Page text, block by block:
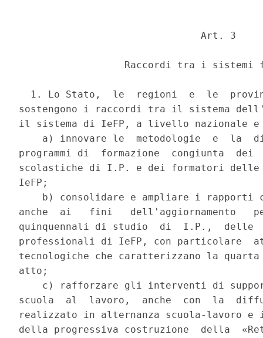
                               Art. 3
Raccordi tra i sistemi
1. Lo Stato,  le  regioni  e  le
sostengono i raccordi tra il sistema
il sistema di IeFP, a livello
a) innovare le  metodologie  e  la
programmi di  formazione  congiunta
scolastiche di I.P. e dei formatori
IeFP;
b) consolidare e ampliare i rapporti
anche  ai   fini   dell'aggiornamento
quinquennali di studio  di  I.P.,  delle
professionali di IeFP, con particolare
tecnologiche che caratterizzano la
atto;
c) rafforzare gli interventi di
scuola  al  lavoro,  anche  con  la
realizzato in alternanza scuola-lavoro
della progressiva costruzione  della